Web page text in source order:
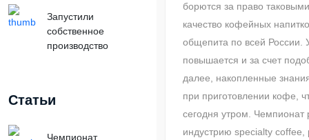
Запустили
собственное
производство
Статьи
Чемпионат
борются за право
качество кофейных
общепита по всей России.
повышается и за счет
далее, накопленные
при приготовлении кофе,
сегодня утром. Чемпионат
индустрию specialty coffee,